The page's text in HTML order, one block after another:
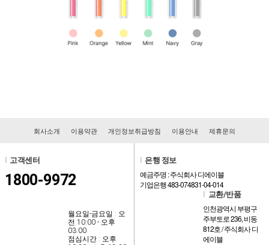
회사소개 이용약관 개인정보취급방침 이용안내 제휴문의
고객센터
1800-9972
월요일-금요일 : 오
전 10:00 - 오후
03:00
점심시간 : 오후
은행 정보
예금주명 : 주식회사 디에이블
기업은행 483-074831-04-014
교환/반품
인천광역시 부평구
주부토로 236, 비동
812호 / 주식회사 디
에이블